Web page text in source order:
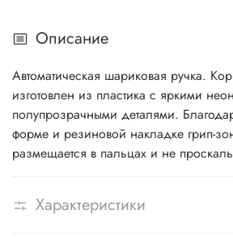
Описание
Автоматическая шариковая ручка.
изготовлен из пластика с яркими
полупрозрачными деталями.
форме и резиновой накладке грип-
размещается в пальцах и не
Характеристики